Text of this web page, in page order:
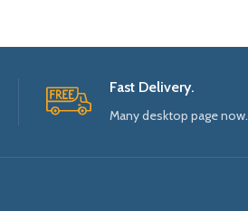
Fast Delivery.
Many desktop page now.